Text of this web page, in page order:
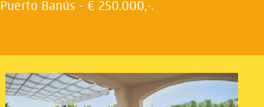
Puerto Banús - € 250.000,-.